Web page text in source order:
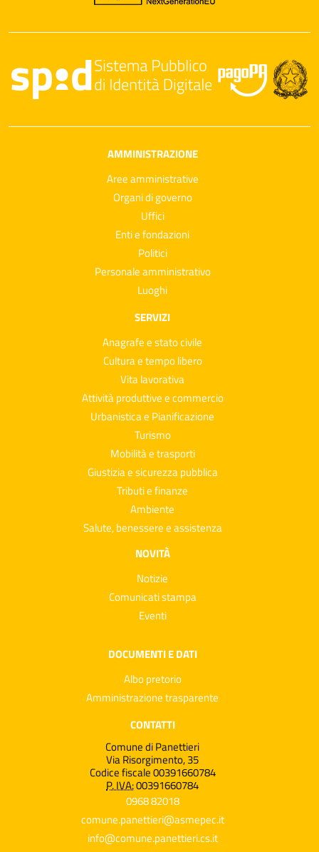
AMMINISTRAZIONE
Aree amministrative
Organi di governo
Uffici
Enti e fondazioni
Politici
Personale amministrativo
Luoghi
SERVIZI
Anagrafe e stato civile
Cultura e tempo libero
Vita lavorativa
Attività produttive e commercio
Urbanistica e Pianificazione
Turismo
Mobilità e trasporti
Giustizia e sicurezza pubblica
Tributi e finanze
Ambiente
Salute, benessere e assistenza
NOVITÀ
Notizie
Comunicati stampa
Eventi
DOCUMENTI E DATI
Albo pretorio
Amministrazione trasparente
CONTATTI
Comune di Panettieri
Via Risorgimento, 35
Codice fiscale 00391660784
P. IVA:00391660784
0968 82018
comune.panettieri@asmepec.it
info@comune.panettieri.cs.it